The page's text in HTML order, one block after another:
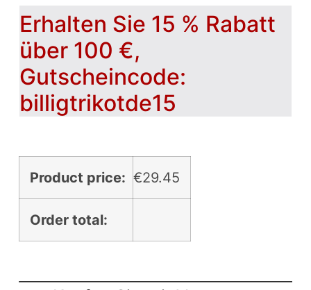
Erhalten Sie 15 % Rabatt
über 100 €,
Gutscheincode:
billigtrikotde15
Product price: €29.45
Order total: